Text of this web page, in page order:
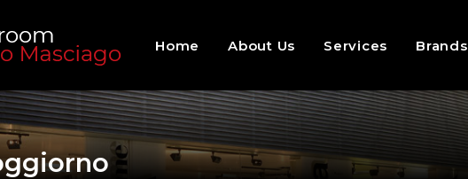
Home About Us Services Brands